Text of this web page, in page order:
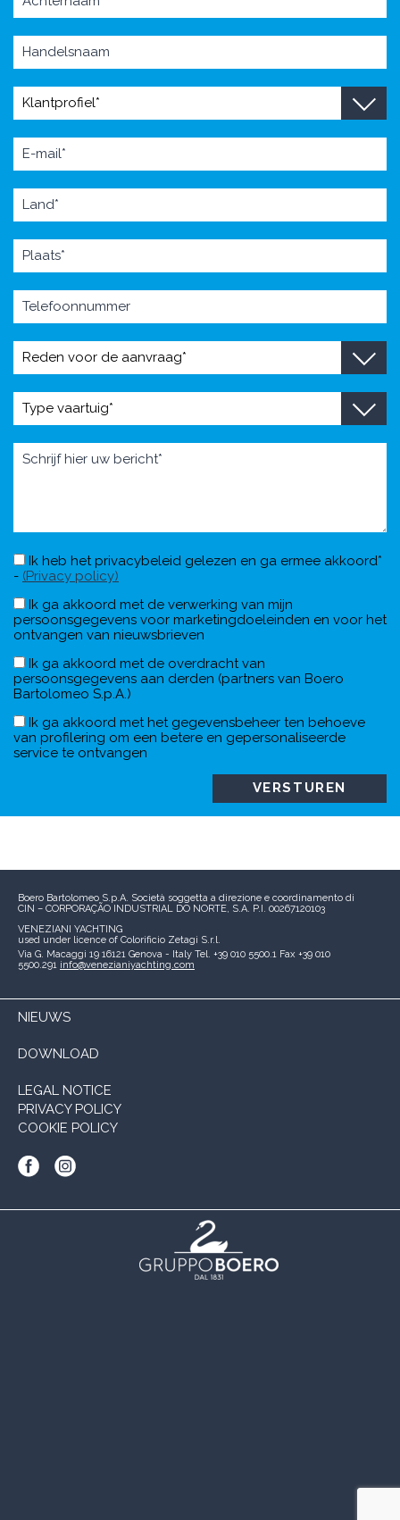
Ik heb het privacybeleid gelezen en ga ermee akkoord*
- (Privacy policy)
Ik ga akkoord met de verwerking van mijn
persoonsgegevens voor marketingdoeleinden en voor het
ontvangen van nieuwsbrieven
Ik ga akkoord met de overdracht van
persoonsgegevens aan derden (partners van Boero
Bartolomeo S.p.A.)
Ik ga akkoord met het gegevensbeheer ten behoeve
van profilering om een betere en gepersonaliseerde
service te ontvangen
Boero Bartolomeo S.p.A. Società soggetta a direzione e coordinamento di
CIN – CORPORAÇÃO INDUSTRIAL DO NORTE, S.A. P.I. 00267120103
VENEZIANI YACHTING
used under licence of Colorificio Zetagi S.r.l.
Via G. Macaggi 19 16121 Genova - Italy Tel. +39 010 5500.1 Fax +39 010
5500.291 info@venezianiyachting.com
NIEUWS
DOWNLOAD
LEGAL NOTICE
PRIVACY POLICY
COOKIE POLICY